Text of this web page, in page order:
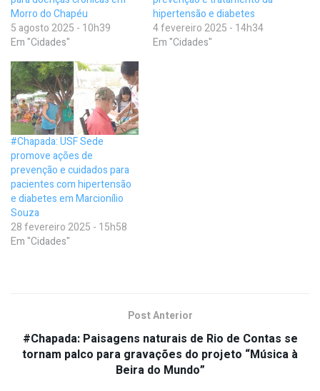
Morro do Chapéu
5 agosto 2025 - 10h39
Em "Cidades"
hipertensão e diabetes
4 fevereiro 2025 - 14h34
Em "Cidades"
#Chapada: USF Sede
promove ações de
prevenção e cuidados para
pacientes com hipertensão
e diabetes em Marcionílio
Souza
28 fevereiro 2025 - 15h58
Em "Cidades"
Post Anterior
#Chapada: Paisagens naturais de Rio de Contas se
tornam palco para gravações do projeto “Música à
Beira do Mundo”